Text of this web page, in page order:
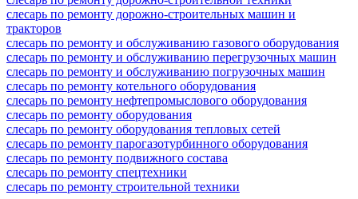
слесарь по ремонту дорожно-строительных машин и
тракторов
слесарь по ремонту и обслуживанию газового оборудования
слесарь по ремонту и обслуживанию перегрузочных машин
слесарь по ремонту и обслуживанию погрузочных машин
слесарь по ремонту котельного оборудования
слесарь по ремонту нефтепромыслового оборудования
слесарь по ремонту оборудования
слесарь по ремонту оборудования тепловых сетей
слесарь по ремонту парогазотурбинного оборудования
слесарь по ремонту подвижного состава
слесарь по ремонту спецтехники
слесарь по ремонту строительной техники